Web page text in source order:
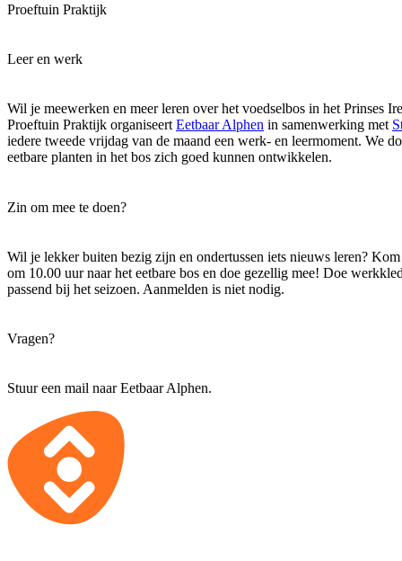
Proeftuin Praktijk
Leer en werk
Wil je meewerken en meer leren over het voedselbos in het Prinses
Proeftuin Praktijk organiseert Eetbaar Alphen in samenwerking met
iedere tweede vrijdag van de maand een werk- en leermoment. We
eetbare planten in het bos zich goed kunnen ontwikkelen.
Zin om mee te doen?
Wil je lekker buiten bezig zijn en ondertussen iets nieuws leren?
om 10.00 uur naar het eetbare bos en doe gezellig mee! Doe
passend bij het seizoen. Aanmelden is niet nodig.
Vragen?
Stuur een mail naarEetbaar Alphen.